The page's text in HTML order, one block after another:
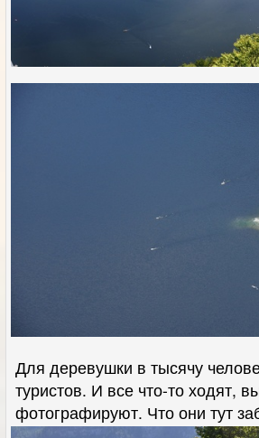
Для деревушки в тысячу
туристов. И все что-то ходят,
фотографируют. Что они тут